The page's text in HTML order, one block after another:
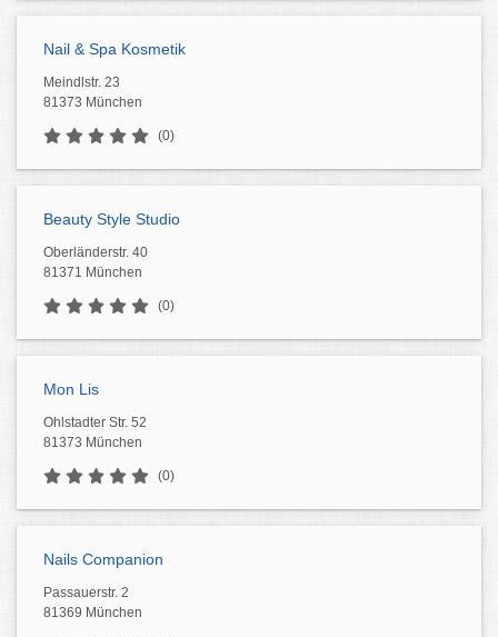
Nail & Spa Kosmetik
Meindlstr. 23
81373 München
(0)
Beauty Style Studio
Oberländerstr. 40
81371 München
(0)
Mon Lis
Ohlstadter Str. 52
81373 München
(0)
Nails Companion
Passauerstr. 2
81369 München